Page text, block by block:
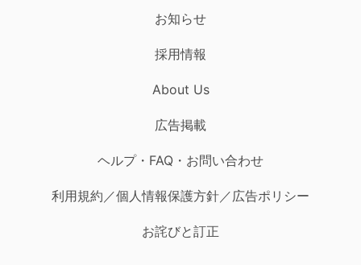
お知らせ
採用情報
About Us
広告掲載
ヘルプ・FAQ・お問い合わせ
利用規約／個人情報保護方針／広告ポリシー
お詫びと訂正